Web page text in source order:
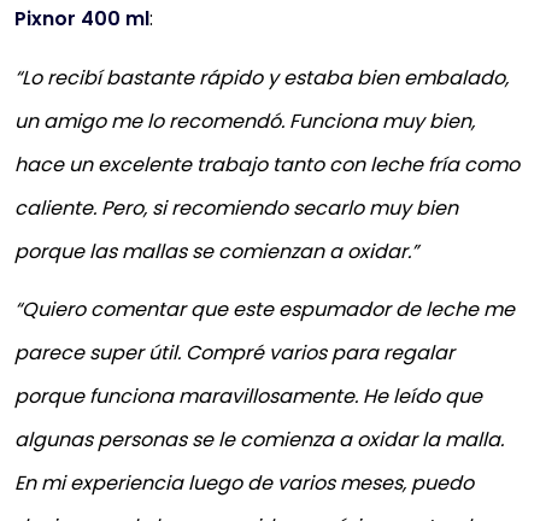
Pixnor 400 ml:
“Lo recibí bastante rápido y estaba bien embalado,
un amigo me lo recomendó. Funciona muy bien,
hace un excelente trabajo tanto con leche fría como
caliente. Pero, si recomiendo secarlo muy bien
porque las mallas se comienzan a oxidar.”
“Quiero comentar que este espumador de leche me
parece super útil. Compré varios para regalar
porque funciona maravillosamente. He leído que
algunas personas se le comienza a oxidar la malla.
En mi experiencia luego de varios meses, puedo